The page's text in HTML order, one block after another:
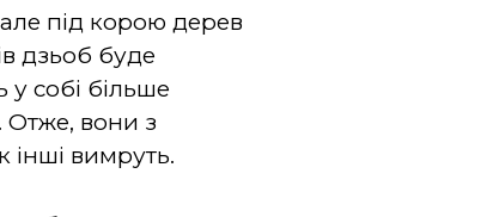
під корою дерев
дзьоб буде
у собі більше
Отже, вони з
інші вимруть.